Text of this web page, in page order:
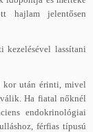
hajlam jelentősen
kezelésével lassítani
kor után érinti, mivel
Ha fiatal nőknél
endokrinológiai
férfias típusú